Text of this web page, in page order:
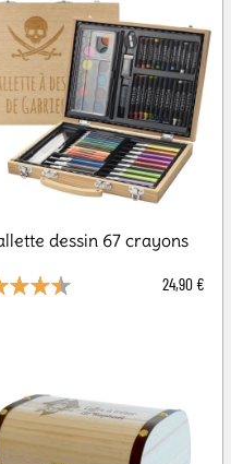
dessin 67 crayons
24,90 €